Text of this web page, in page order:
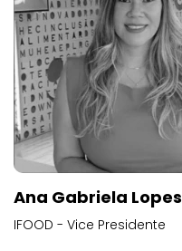
Ana Gabriela Lopes
IFOOD - Vice Presidente